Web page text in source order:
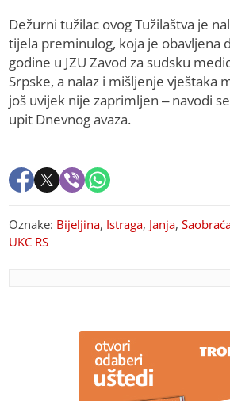
Dežurni tužilac ovog Tužilaštva je
tijela preminulog, koja je obavljena
godine u JZU Zavod za sudsku
Srpske, a nalaz i mišljenje vještaka
još uvijek nije zaprimljen – navodi
upit Dnevnog avaza.
Oznake: Bijeljina, Istraga, Janja,
UKC RS